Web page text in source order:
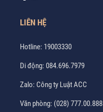
LIÊN HỆ
Hotline: 19003330
Di động: 084.696.7979
Zalo: Công ty Luật ACC
Văn phòng: (028) 777.00.888